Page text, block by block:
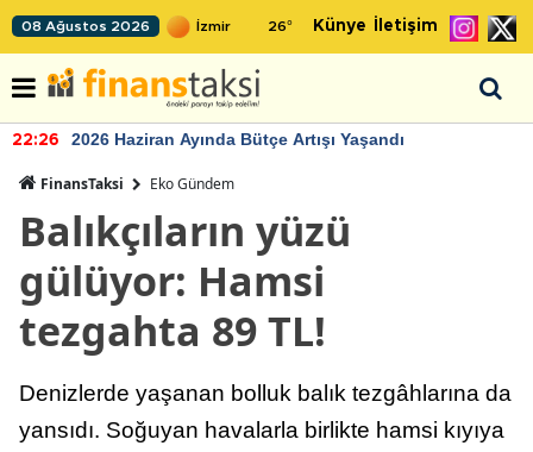
08 Ağustos 2026 26° Künye İletişim
22:26 2026 Haziran Ayında Bütçe Artışı Yaşandı
FinansTaksi Eko Gündem
Balıkçıların yüzü
gülüyor: Hamsi
tezgahta 89 TL!
Denizlerde yaşanan bolluk balık tezgâhlarına da
yansıdı. Soğuyan havalarla birlikte hamsi kıyıya